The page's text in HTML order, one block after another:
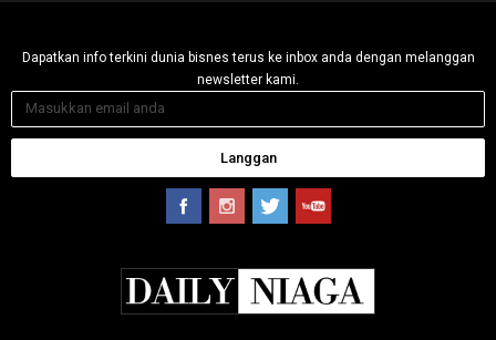
Dapatkan info terkini dunia bisnes terus ke inbox anda dengan melanggan
newsletter kami.
Langgan